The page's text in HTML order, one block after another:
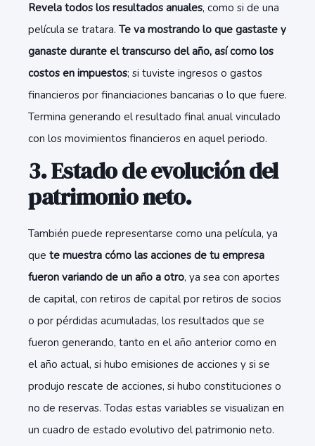
Revela todos los resultados anuales, como si de una
película se tratara. Te va mostrando lo que gastaste y
ganaste durante el transcurso del año, así como los
costos en impuestos; si tuviste ingresos o gastos
financieros por financiaciones bancarias o lo que fuere.
Termina generando el resultado final anual vinculado
con los movimientos financieros en aquel periodo.
3. Estado de evolución del
patrimonio neto.
También puede representarse como una película, ya
que te muestra cómo las acciones de tu empresa
fueron variando de un año a otro, ya sea con aportes
de capital, con retiros de capital por retiros de socios
o por pérdidas acumuladas, los resultados que se
fueron generando, tanto en el año anterior como en
el año actual, si hubo emisiones de acciones y si se
produjo rescate de acciones, si hubo constituciones o
no de reservas. Todas estas variables se visualizan en
un cuadro de estado evolutivo del patrimonio neto.